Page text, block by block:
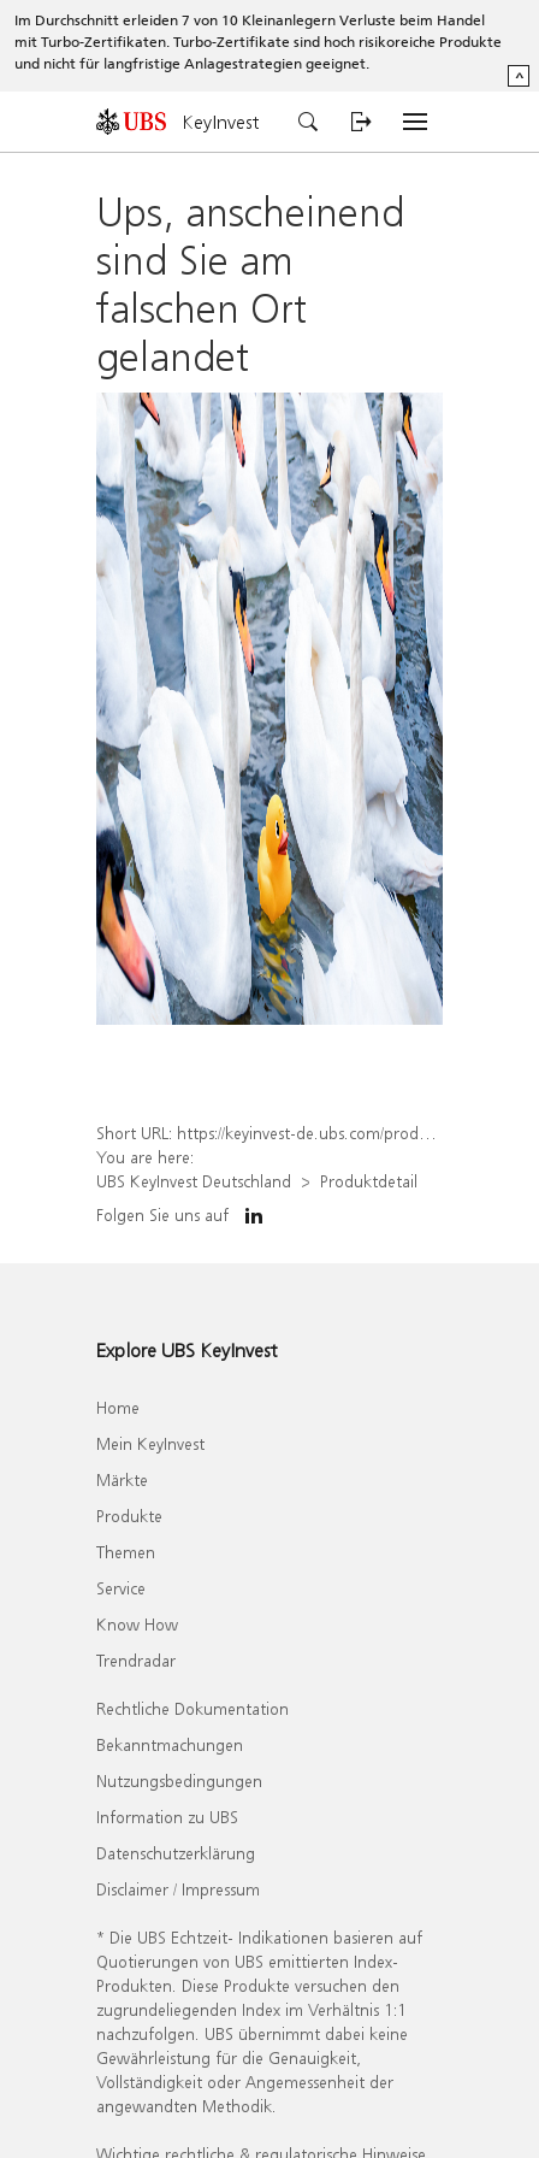
Im Durchschnitt erleiden 7 von 10 Kleinanlegern Verluste beim Handel
mit Turbo-Zertifikaten. Turbo-Zertifikate sind hoch risikoreiche Produkte
und nicht für langfristige Anlagestrategien geeignet.
^
KeyInvest
Ups, anscheinend
sind Sie am
falschen Ort
gelandet
Short URL: https://keyinvest-de.ubs.com/produkt/detail/index/isin/DE000WA5PW66
You are here:
UBS KeyInvest Deutschland
Produktdetail
Folgen Sie uns auf
Explore UBS KeyInvest
Home
Mein KeyInvest
Märkte
Produkte
Themen
Service
Know How
Trendradar
Rechtliche Dokumentation
Bekanntmachungen
Nutzungsbedingungen
Information zu UBS
Datenschutzerklärung
Disclaimer / Impressum
* Die UBS Echtzeit- Indikationen basieren auf
Quotierungen von UBS emittierten Index-
Produkten. Diese Produkte versuchen den
zugrundeliegenden Index im Verhältnis 1:1
nachzufolgen. UBS übernimmt dabei keine
Gewährleistung für die Genauigkeit,
Vollständigkeit oder Angemessenheit der
angewandten Methodik.